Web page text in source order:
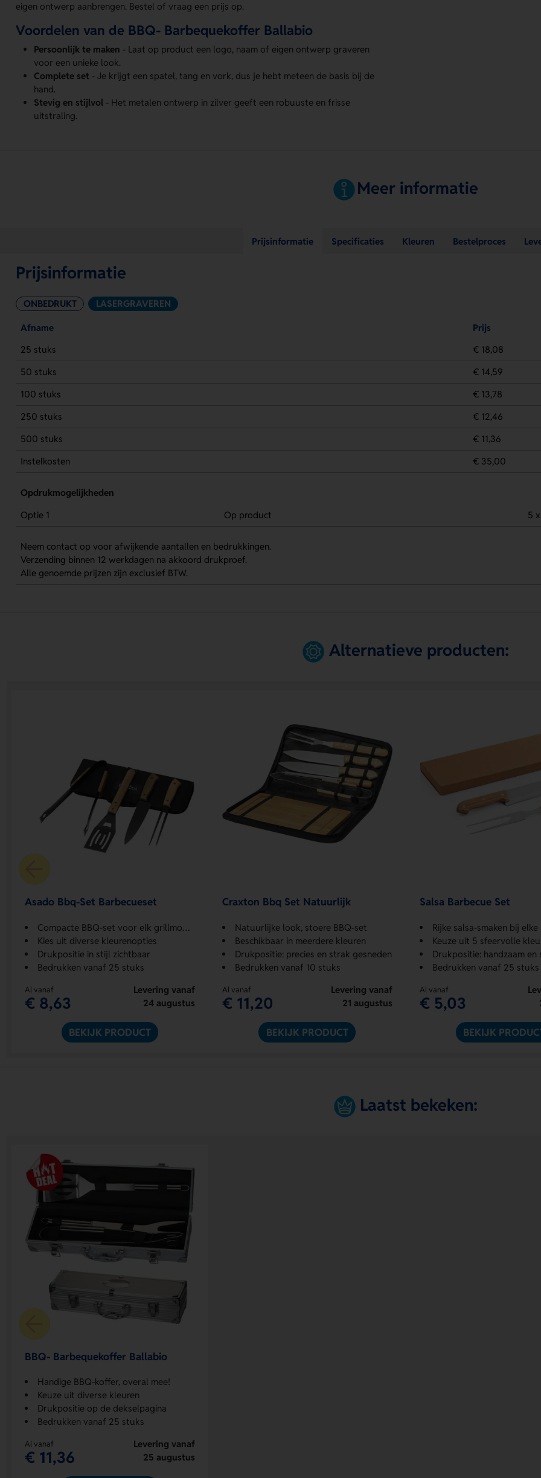
eigen ontwerp aanbrengen. Bestel of vraag een prijs op.
Voordelen van de BBQ- Barbequekoffer Ballabio
Persoonlijk te maken - Laat op product een logo, naam of eigen ontwerp graveren
voor een unieke look.
Complete set - Je krijgt een spatel, tang en vork, dus je hebt meteen de basis bij de
hand.
Stevig en stijlvol - Het metalen ontwerp in zilver geeft een robuuste en frisse
uitstraling.
Meer informatie
Prijsinformatie Specificaties Kleuren Bestelproces
Prijsinformatie
ONBEDRUKT LASERGRAVEREN
Afname
Prijs
25 stuks
€ 18,08
50 stuks
€ 14,59
100 stuks
€ 13,78
250 stuks
€ 12,46
500 stuks
€ 11,36
Instelkosten
€ 35,00
Opdrukmogelijkheden
Optie 1
Op product 5
Neem contact op voor afwijkende aantallen en bedrukkingen.
Verzending binnen 12 werkdagen na akkoord drukproef.
Alle genoemde prijzen zijn exclusief BTW.
Alternatieve producten:
Asado Bbq-Set Barbecueset
Compacte BBQ-set voor elk grillmoment
Kies uit diverse kleurenopties
Drukpositie in stijl zichtbaar
Bedrukken vanaf 25 stuks
Al vanaf
€ 8,63
Levering vanaf
24 augustus
BEKIJK PRODUCT
Craxton Bbq Set Natuurlijk
Natuurlijke look, stoere BBQ-set
Beschikbaar in meerdere kleuren
Drukpositie: precies en strak gesneden
Bedrukken vanaf 10 stuks
Al vanaf
€ 11,20
Levering vanaf
21 augustus
BEKIJK PRODUCT
Salsa Barbecue Set
Rijke salsa-smaken bij elke
Keuze uit 5 sfeervolle
Drukpositie: handzaam en
Bedrukken vanaf 25 stuks
Al vanaf
€ 5,03
BEKIJK
Laatst bekeken:
BBQ- Barbequekoffer Ballabio
Handige BBQ-koffer, overal mee!
Keuze uit diverse kleuren
Drukpositie op de dekselpagina
Bedrukken vanaf 25 stuks
Al vanaf
€ 11,36
Levering vanaf
25 augustus